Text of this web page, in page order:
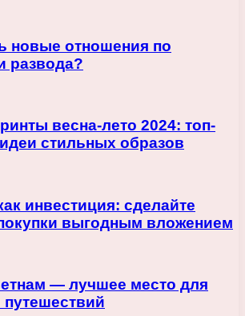
новые отношения по
развода?
весна-лето 2024: топ-
стильных образов
инвестиция: сделайте
выгодным вложением
— лучшее место для
путешествий